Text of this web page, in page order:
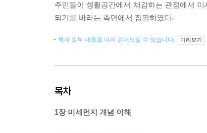
주민들이 생활공간에서 체감하는 관점에서
되기를 바라는 측면에서 집필하였다.
책의 일부 내용을 미리 읽어보실 수 있습니다. 미리보기
목차
1장 미세먼지 개념 이해